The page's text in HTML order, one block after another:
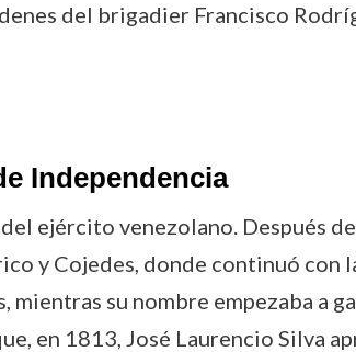
del brigadier Francisco
Independencia
ejército venezolano. Después
y Cojedes, donde continuó con
mientras su nombre empezaba a
en 1813, José Laurencio Silva